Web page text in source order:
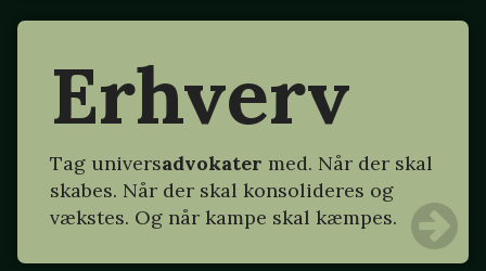
Erhverv
Tag universadvokater med. Når der skal
skabes. Når der skal konsolideres og
vækstes. Og når kampe skal kæmpes.